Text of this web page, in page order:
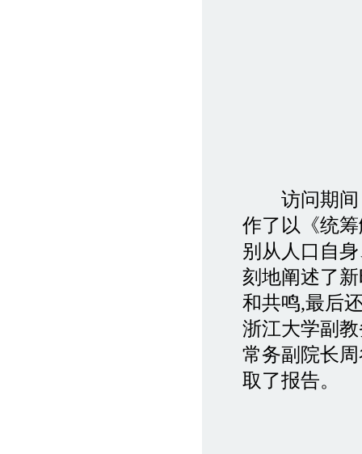
访问期间，
作了以《统
别从人口自
刻地阐述了
和共鸣,最后
浙江大学副
常务副院长
取了报告。